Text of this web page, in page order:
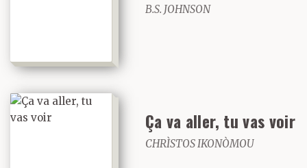
Stein tandis qu’elle était
affaires.
J’ai répondu :
B.S. JOHNSON
Ça va aller, tu vas voir
CHRÌSTOS IKONÒMOU